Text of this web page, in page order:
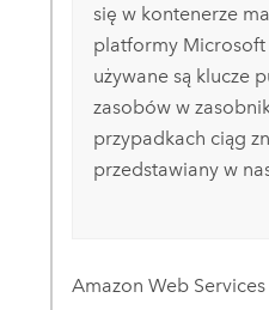
się w kontenerze
platformy Microsoft
używane są klucze
zasobów w
przypadkach ciąg
przedstawiany w
Amazon Web Services